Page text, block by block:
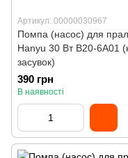
Артикул: 00000030967
Помпа (насос) для
Hanyu 30 Вт B20-6A01
засувок)
390 грн
В наявності